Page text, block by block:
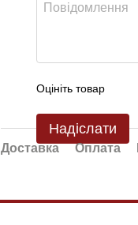
Оцініть товар
Надіслати
Доставка Оплата